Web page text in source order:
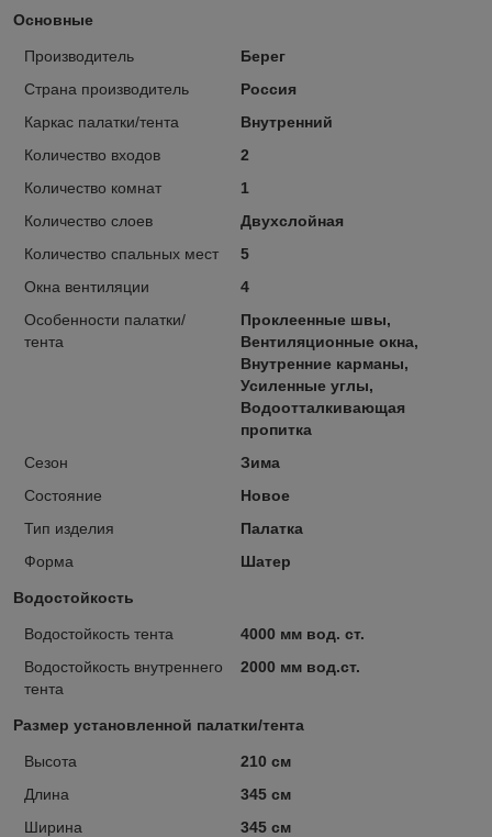
Основные
Производитель
Берег
Страна производитель
Россия
Каркас палатки/тента
Внутренний
Количество входов
2
Количество комнат
1
Количество слоев
Двухслойная
Количество спальных мест
5
Окна вентиляции
4
Особенности палатки/
тента
Проклеенные швы,
Вентиляционные окна,
Внутренние карманы,
Усиленные углы,
Водоотталкивающая
пропитка
Сезон
Зима
Состояние
Новое
Тип изделия
Палатка
Форма
Шатер
Водостойкость
Водостойкость тента
4000 мм вод. ст.
Водостойкость внутреннего
тента
2000 мм вод.ст.
Размер установленной палатки/тента
Высота
210 см
Длина
345 см
Ширина
345 см